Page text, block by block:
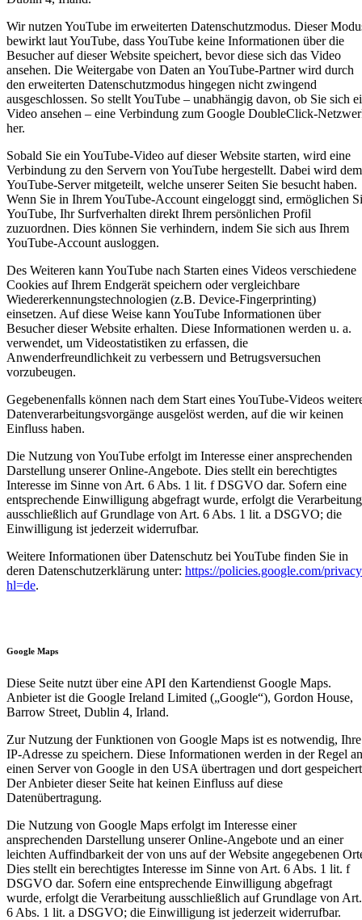
Wir nutzen YouTube im erweiterten Datenschutzmodus. Dieser
bewirkt laut YouTube, dass YouTube keine Informationen über die
Besucher auf dieser Website speichert, bevor diese sich das Video
ansehen. Die Weitergabe von Daten an YouTube-Partner wird durch
den erweiterten Datenschutzmodus hingegen nicht zwingend
ausgeschlossen. So stellt YouTube – unabhängig davon, ob Sie sich
Video ansehen – eine Verbindung zum Google DoubleClick-
her.
Sobald Sie ein YouTube-Video auf dieser Website starten, wird eine
Verbindung zu den Servern von YouTube hergestellt. Dabei wird dem
YouTube-Server mitgeteilt, welche unserer Seiten Sie besucht haben.
Wenn Sie in Ihrem YouTube-Account eingeloggt sind, ermöglichen
YouTube, Ihr Surfverhalten direkt Ihrem persönlichen Profil
zuzuordnen. Dies können Sie verhindern, indem Sie sich aus Ihrem
YouTube-Account ausloggen.
Des Weiteren kann YouTube nach Starten eines Videos verschiedene
Cookies auf Ihrem Endgerät speichern oder vergleichbare
Wiedererkennungstechnologien (z.B. Device-Fingerprinting)
einsetzen. Auf diese Weise kann YouTube Informationen über
Besucher dieser Website erhalten. Diese Informationen werden u. a.
verwendet, um Videostatistiken zu erfassen, die
Anwenderfreundlichkeit zu verbessern und Betrugsversuchen
vorzubeugen.
Gegebenenfalls können nach dem Start eines YouTube-Videos
Datenverarbeitungsvorgänge ausgelöst werden, auf die wir keinen
Einfluss haben.
Die Nutzung von YouTube erfolgt im Interesse einer ansprechenden
Darstellung unserer Online-Angebote. Dies stellt ein berechtigtes
Interesse im Sinne von Art. 6 Abs. 1 lit. f DSGVO dar. Sofern eine
entsprechende Einwilligung abgefragt wurde, erfolgt die Verarbeitung
ausschließlich auf Grundlage von Art. 6 Abs. 1 lit. a DSGVO; die
Einwilligung ist jederzeit widerrufbar.
Weitere Informationen über Datenschutz bei YouTube finden Sie in
deren Datenschutzerklärung unter: https://policies.google.com/
hl=de.
Google Maps
Diese Seite nutzt über eine API den Kartendienst Google Maps.
Anbieter ist die Google Ireland Limited („Google“), Gordon House,
Barrow Street, Dublin 4, Irland.
Zur Nutzung der Funktionen von Google Maps ist es notwendig, Ihre
IP-Adresse zu speichern. Diese Informationen werden in der Regel an
einen Server von Google in den USA übertragen und dort
Der Anbieter dieser Seite hat keinen Einfluss auf diese
Datenübertragung.
Die Nutzung von Google Maps erfolgt im Interesse einer
ansprechenden Darstellung unserer Online-Angebote und an einer
leichten Auffindbarkeit der von uns auf der Website angegebenen
Dies stellt ein berechtigtes Interesse im Sinne von Art. 6 Abs. 1 lit. f
DSGVO dar. Sofern eine entsprechende Einwilligung abgefragt
wurde, erfolgt die Verarbeitung ausschließlich auf Grundlage von Art.
6 Abs. 1 lit. a DSGVO; die Einwilligung ist jederzeit widerrufbar.